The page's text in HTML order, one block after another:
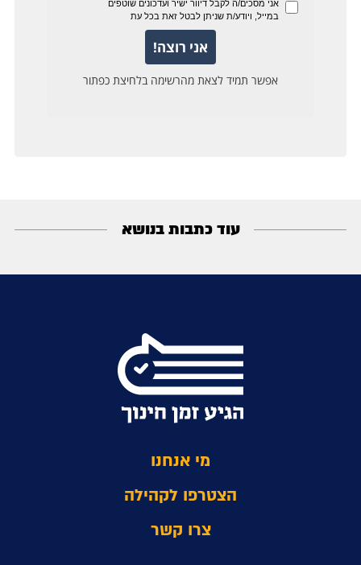
עוד כתבות בנושא
מי אנחנו
הצטרפו לקהילה
צרו קשר